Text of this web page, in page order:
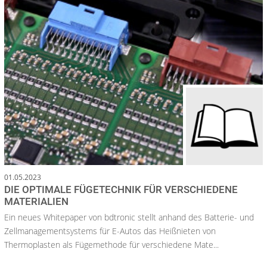
01.05.2023
DIE OPTIMALE FÜGETECHNIK FÜR VERSCHIEDENE
MATERIALIEN
Ein neues Whitepaper von bdtronic stellt anhand des Batterie- und
Zellmanagementsystems für E-Autos das Heißnieten von
Thermoplasten als Fügemethode für verschiedene Mate...